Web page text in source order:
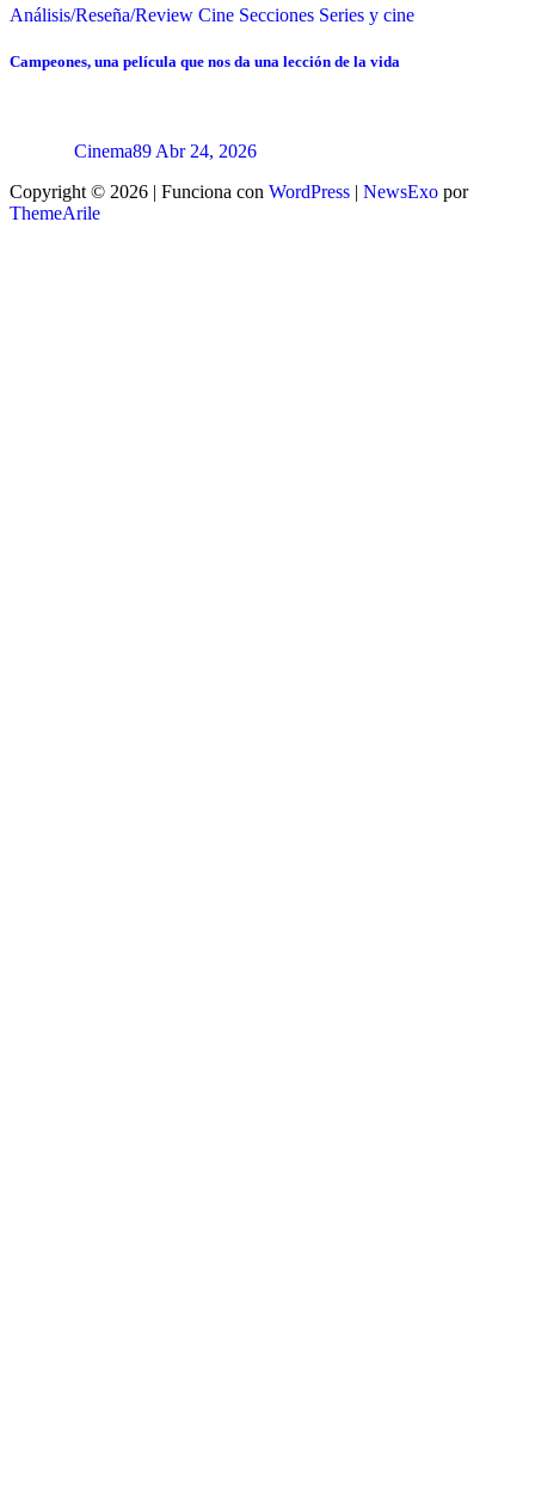
Análisis/Reseña/Review Cine Secciones Series y cine
Campeones, una película que nos da una lección de la vida
Cinema89 Abr 24, 2026
Copyright © 2026 | Funciona con WordPress | NewsExo por
ThemeArile